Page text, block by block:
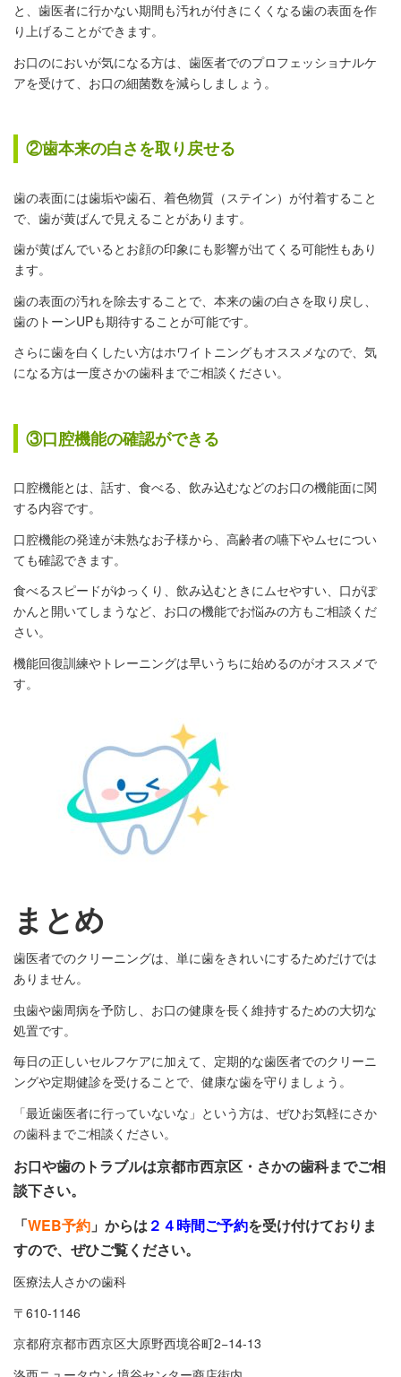
と、歯医者に行かない期間も汚れが付きにくくなる歯の表面を作
り上げることができます。
お口のにおいが気になる方は、歯医者でのプロフェッショナルケ
アを受けて、お口の細菌数を減らしましょう。
②歯本来の白さを取り戻せる
歯の表面には歯垢や歯石、着色物質（ステイン）が付着すること
で、歯が黄ばんで見えることがあります。
歯が黄ばんでいるとお顔の印象にも影響が出てくる可能性もあり
ます。
歯の表面の汚れを除去することで、本来の歯の白さを取り戻し、
歯のトーンUPも期待することが可能です。
さらに歯を白くしたい方はホワイトニングもオススメなので、気
になる方は一度さかの歯科までご相談ください。
③口腔機能の確認ができる
口腔機能とは、話す、食べる、飲み込むなどのお口の機能面に関
する内容です。
口腔機能の発達が未熟なお子様から、高齢者の嚥下やムセについ
ても確認できます。
食べるスピードがゆっくり、飲み込むときにムセやすい、口がぽ
かんと開いてしまうなど、お口の機能でお悩みの方もご相談くだ
さい。
機能回復訓練やトレーニングは早いうちに始めるのがオススメで
す。
まとめ
歯医者でのクリーニングは、単に歯をきれいにするためだけでは
ありません。
虫歯や歯周病を予防し、お口の健康を長く維持するための大切な
処置です。
毎日の正しいセルフケアに加えて、定期的な歯医者でのクリーニ
ングや定期健診を受けることで、健康な歯を守りましょう。
「最近歯医者に行っていないな」という方は、ぜひお気軽にさか
の歯科までご相談ください。
お口や歯のトラブルは京都市西京区・さかの歯科までご相
談下さい。
「WEB予約 」からは ２４時間ご予約を受け付けておりま
すので、ぜひご覧ください。
医療法人さかの歯科
〒610-1146
京都府京都市西京区大原野西境谷町2−14-13